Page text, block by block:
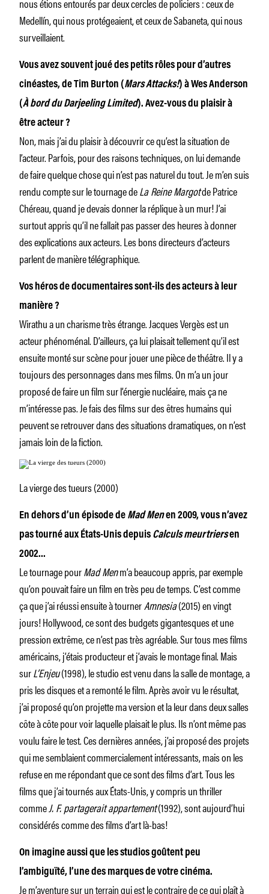
Medellín, qui nous protégeaient, et ceux de Sabaneta, qui nous
surveillaient.
Vous avez souvent joué des petits rôles pour d’autres
cinéastes, de Tim Burton (Mars Attacks!) à Wes Anderson
(À bord du Darjeeling Limited). Avez-vous du plaisir à
être acteur ?
Non, mais j’ai du plaisir à découvrir ce qu’est la situation de
l’acteur. Parfois, pour des raisons techniques, on lui demande
de faire quelque chose qui n’est pas naturel du tout. Je m’en suis
rendu compte sur le tournage deLa Reine Margotde Patrice
Chéreau, quand je devais donner la réplique à un mur! J’ai
surtout appris qu’il ne fallait pas passer des heures à donner
des explications aux acteurs. Les bons directeurs d’acteurs
parlent de manière télégraphique.
Vos héros de documentaires sont-ils des acteurs à leur
manière ?
Wirathu a un charisme très étrange. Jacques Vergès est un
acteur phénoménal. D’ailleurs, ça lui plaisait tellement qu’il est
ensuite monté sur scène pour jouer une pièce de théâtre. Il y a
toujours des personnages dans mes films. On m’a un jour
proposé de faire un film sur l’énergie nucléaire, mais ça ne
m’intéresse pas. Je fais des films sur des êtres humains qui
peuvent se retrouver dans des situations dramatiques, on n’est
jamais loin de la fiction.
La vierge des tueurs (2000)
En dehors d’un épisode de Mad Menen 2009, vous n’avez
pas tourné aux États-Unis depuis Calculs meurtriersen
2002…
Le tournage pourMad Menm’a beaucoup appris, par exemple
qu’on pouvait faire un film en très peu de temps. C’est comme
ça que j’ai réussi ensuite à tournerAmnesia(2015) en vingt
jours! Hollywood, ce sont des budgets gigantesques et une
pression extrême, ce n’est pas très agréable. Sur tous mes films
américains, j’étais producteur et j’avais le montage final. Mais
surL’Enjeu(1998), le studio est venu dans la salle de montage, a
pris les disques et a remonté le film. Après avoir vu le résultat,
j’ai proposé qu’on projette ma version et la leur dans deux salles
côte à côte pour voir laquelle plaisait le plus. Ils n’ont même pas
voulu faire le test. Ces dernières années, j’ai proposé des projets
qui me semblaient commercialement intéressants, mais on les
refuse en me répondant que ce sont des films d’art. Tous les
films que j’ai tournés aux États-Unis, y compris un thriller
commeJ. F. partagerait appartement(1992), sont aujourd’hui
considérés comme des films d’art là-bas!
On imagine aussi que les studios goûtent peu
l’ambiguïté, l’une des marques de votre cinéma.
Je m’aventure sur un terrain qui est le contraire de ce qui plaît à